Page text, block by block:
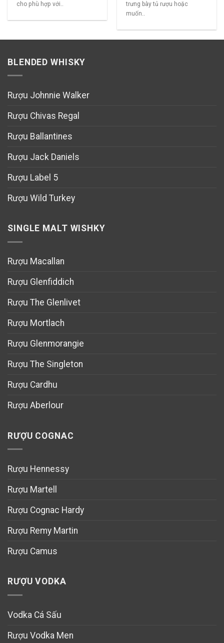
cho phù hợp với..
trưng bày tủ rượu hoặc
muốn..
BLENDED WHISKY
Rượu Johnnie Walker
Rượu Chivas Regal
Rượu Ballantines
Rượu Jack Daniels
Rượu Label 5
Rượu Wild Turkey
SINGLE MALT WISHKY
Rượu Macallan
Rượu Glenfiddich
Rượu The Glenlivet
Rượu Mortlach
Rượu Glenmorangie
Rượu The Singleton
Rượu Cardhu
Rượu Aberlour
RƯỢU COGNAC
Rượu Hennessy
Rượu Martell
Rượu Cognac Hardy
Rượu Remy Martin
Rượu Camus
RƯỢU VODKA
Vodka Cá Sấu
Rượu Vodka Men